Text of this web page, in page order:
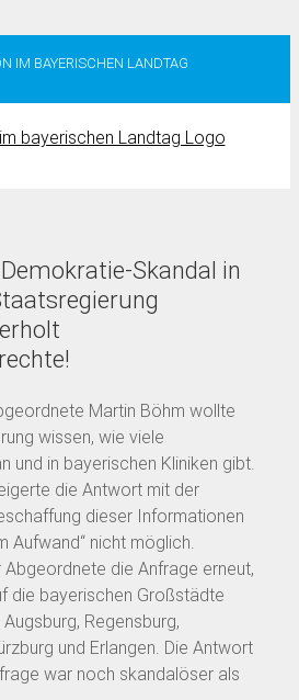
IM BAYERISCHEN LANDTAG
Skandal in
Martin Böhm wollte
wissen, wie viele
und in bayerischen Kliniken gibt.
die Antwort mit der
dieser Informationen
Aufwand“ nicht möglich.
Abgeordnete die Anfrage erneut,
die bayerischen Großstädte
Regensburg,
und Erlangen. Die Antwort
war noch skandalöser als